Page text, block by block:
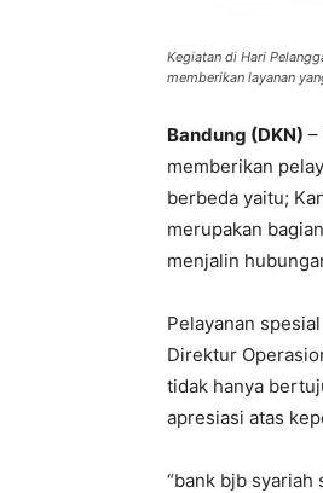
Kegiatan di Hari
memberikan layanan
Bandung (DKN) –
memberikan
berbeda yaitu;
merupakan
menjalin
Pelayanan
Direktur
tidak hanya
apresiasi atas
“bank bjb syariah